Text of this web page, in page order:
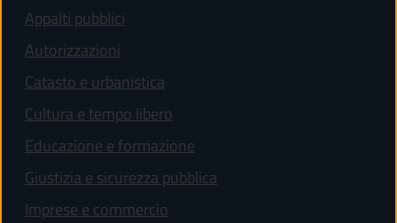
Appalti pubblici
Autorizzazioni
Catasto e urbanistica
Cultura e tempo libero
Educazione e formazione
Giustizia e sicurezza pubblica
Imprese e commercio